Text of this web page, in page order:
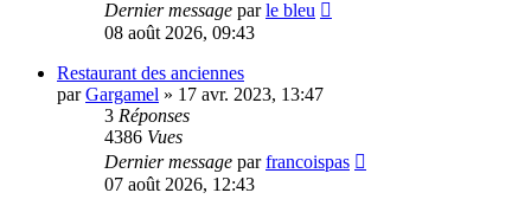
Dernier message parle bleu
08 août 2026, 09:43
Restaurant des anciennes
parGargamel » 17 avr. 2023, 13:47
3 Réponses
4386 Vues
Dernier message parfrancoispas
07 août 2026, 12:43